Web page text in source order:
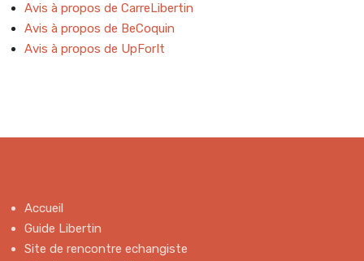
Avis à propos de CarreLibertin
Avis à propos de BeCoquin
Avis à propos de UpForIt
Accueil
Guide Libertin
Site de rencontre echangiste